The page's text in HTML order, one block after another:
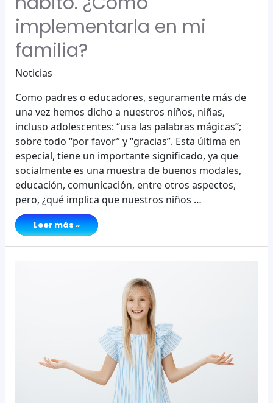
implementarla en mi
familia?
Noticias
Como padres o educadores, seguramente más de
una vez hemos dicho a nuestros niños, niñas,
incluso adolescentes: “usa las palabras mágicas”;
sobre todo “por favor” y “gracias”. Esta última en
especial, tiene un importante significado, ya que
socialmente es una muestra de buenos modales,
educación, comunicación, entre otros aspectos,
pero, ¿qué implica que nuestros niños …
La
Gratitud
como
un
Leer más »